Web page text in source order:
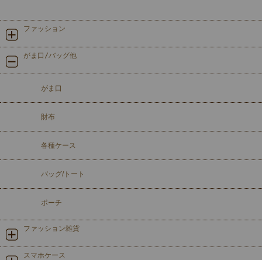
ファッション
がま口/バッグ他
がま口
財布
各種ケース
バッグ/トート
ポーチ
ファッション雑貨
スマホケース